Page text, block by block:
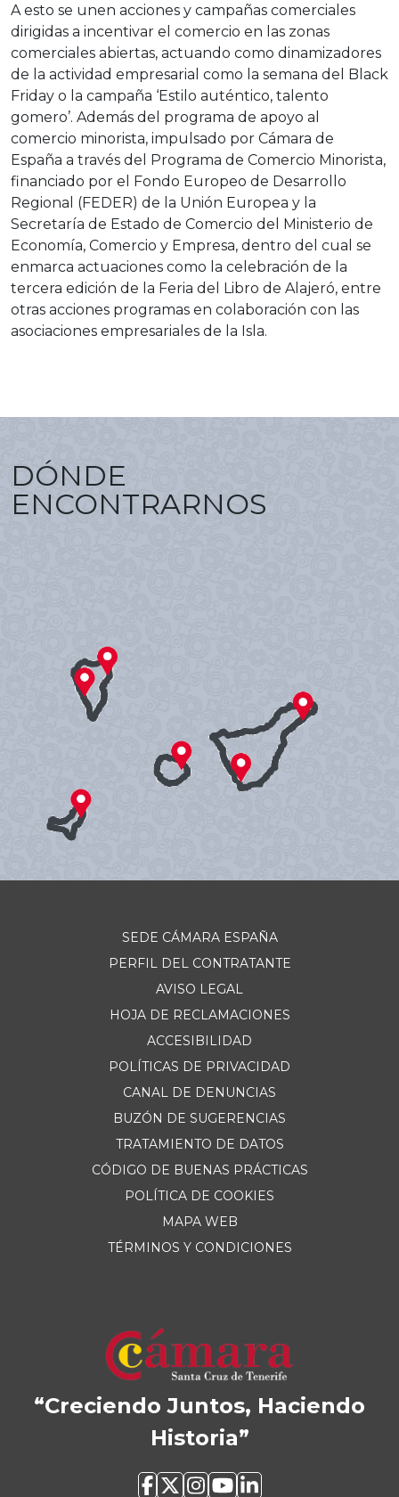
A esto se unen acciones y campañas comerciales
dirigidas a incentivar el comercio en las zonas
comerciales abiertas, actuando como dinamizadores
de la actividad empresarial como la semana del Black
Friday o la campaña ‘Estilo auténtico, talento
gomero’. Además del programa de apoyo al
comercio minorista, impulsado por Cámara de
España a través del Programa de Comercio Minorista,
financiado por el Fondo Europeo de Desarrollo
Regional (FEDER) de la Unión Europea y la
Secretaría de Estado de Comercio del Ministerio de
Economía, Comercio y Empresa, dentro del cual se
enmarca actuaciones como la celebración de la
tercera edición de la Feria del Libro de Alajeró, entre
otras acciones programas en colaboración con las
asociaciones empresariales de la Isla.
DÓNDE
ENCONTRARNOS
SEDE CÁMARA ESPAÑA
PERFIL DEL CONTRATANTE
AVISO LEGAL
HOJA DE RECLAMACIONES
ACCESIBILIDAD
POLÍTICAS DE PRIVACIDAD
CANAL DE DENUNCIAS
BUZÓN DE SUGERENCIAS
TRATAMIENTO DE DATOS
CÓDIGO DE BUENAS PRÁCTICAS
POLÍTICA DE COOKIES
MAPA WEB
TÉRMINOS Y CONDICIONES
“Creciendo Juntos, Haciendo
Historia”